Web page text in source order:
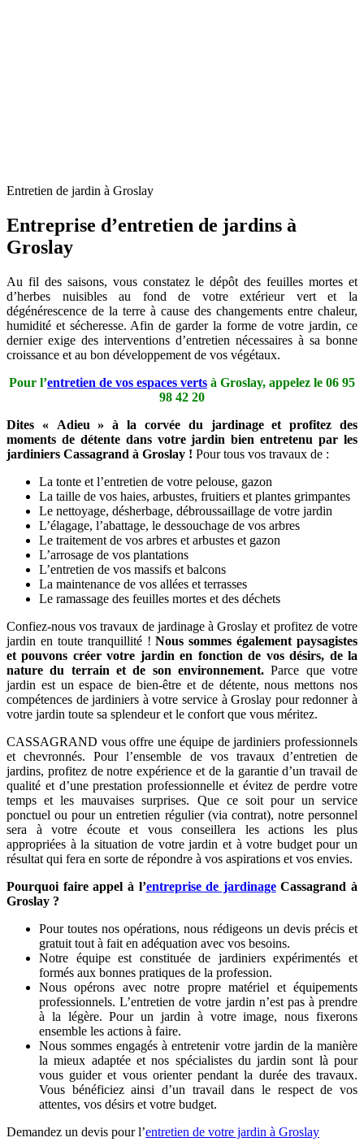
Entretien de jardin à Groslay
Entreprise d’entretien de jardins à
Groslay
Au fil des saisons, vous constatez le dépôt des feuilles mortes et
d’herbes nuisibles au fond de votre extérieur vert et la
dégénérescence de la terre à cause des changements entre chaleur,
humidité et sécheresse. Afin de garder la forme de votre jardin, ce
dernier exige des interventions d’entretien nécessaires à sa bonne
croissance et au bon développement de vos végétaux.
Pour l’entretien de vos espaces verts à Groslay, appelez le 06 95
98 42 20
Dites « Adieu » à la corvée du jardinage et profitez des
moments de détente dans votre jardin bien entretenu par les
jardiniers Cassagrand à Groslay ! Pour tous vos travaux de :
La tonte et l’entretien de votre pelouse, gazon
La taille de vos haies, arbustes, fruitiers et plantes grimpantes
Le nettoyage, désherbage, débroussaillage de votre jardin
L’élagage, l’abattage, le dessouchage de vos arbres
Le traitement de vos arbres et arbustes et gazon
L’arrosage de vos plantations
L’entretien de vos massifs et balcons
La maintenance de vos allées et terrasses
Le ramassage des feuilles mortes et des déchets
Confiez-nous vos travaux de jardinage à Groslay et profitez de votre
jardin en toute tranquillité !Nous sommes également paysagistes
et pouvons créer votre jardin en fonction de vos désirs, de la
nature du terrain et de son environnement. Parce que votre
jardin est un espace de bien-être et de détente, nous mettons nos
compétences de jardiniers à votre service à Groslay pour redonner à
votre jardin toute sa splendeur et le confort que vous méritez.
CASSAGRAND vous offre une équipe de jardiniers professionnels
et chevronnés. Pour l’ensemble de vos travaux d’entretien de
jardins, profitez de notre expérience et de la garantie d’un travail de
qualité et d’une prestation professionnelle et évitez de perdre votre
temps et les mauvaises surprises. Que ce soit pour un service
ponctuel ou pour un entretien régulier (via contrat), notre personnel
sera à votre écoute et vous conseillera les actions les plus
appropriées à la situation de votre jardin et à votre budget pour un
résultat qui fera en sorte de répondre à vos aspirations et vos envies.
Pourquoi faire appel à l’entreprise de jardinageCassagrand à
Groslay ?
Pour toutes nos opérations, nous rédigeons un devis précis et
gratuit tout à fait en adéquation avec vos besoins.
Notre équipe est constituée de jardiniers expérimentés et
formés aux bonnes pratiques de la profession.
Nous opérons avec notre propre matériel et équipements
professionnels. L’entretien de votre jardin n’est pas à prendre
à la légère. Pour un jardin à votre image, nous fixerons
ensemble les actions à faire.
Nous sommes engagés à entretenir votre jardin de la manière
la mieux adaptée et nos spécialistes du jardin sont là pour
vous guider et vous orienter pendant la durée des travaux.
Vous bénéficiez ainsi d’un travail dans le respect de vos
attentes, vos désirs et votre budget.
Demandez un devis pour l’entretien de votre jardin à Groslay